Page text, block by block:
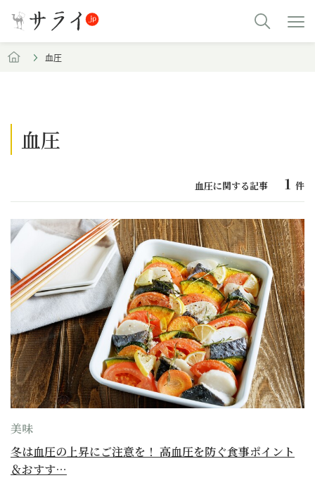
血圧
血圧
血圧に関する記事 1 件
美味
冬は血圧の上昇にご注意を！ 高血圧を防ぐ食事ポイント
＆おすす…